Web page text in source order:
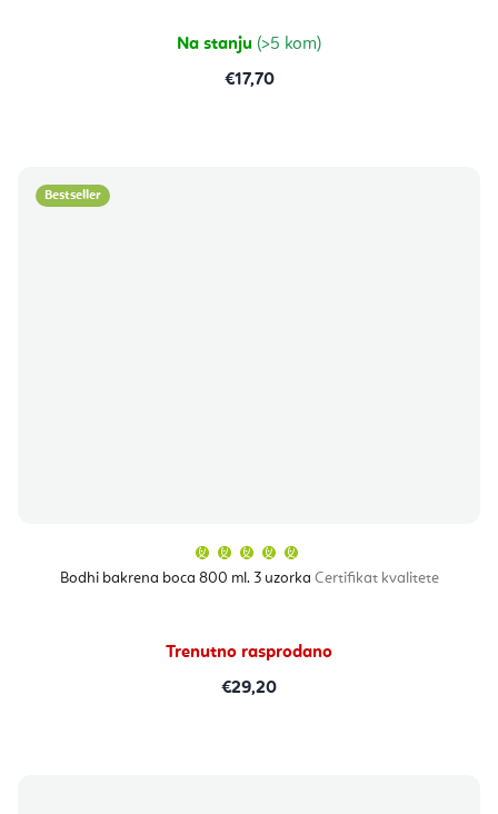
zvjezdica.
Na stanju (>5 kom)
€17,70
Bestseller
Bodhi bakrena boca 800 ml. 3 uzorka Certifikat kvalitete
proizvoda
je
zvjezdica.
Trenutno rasprodano
€29,20